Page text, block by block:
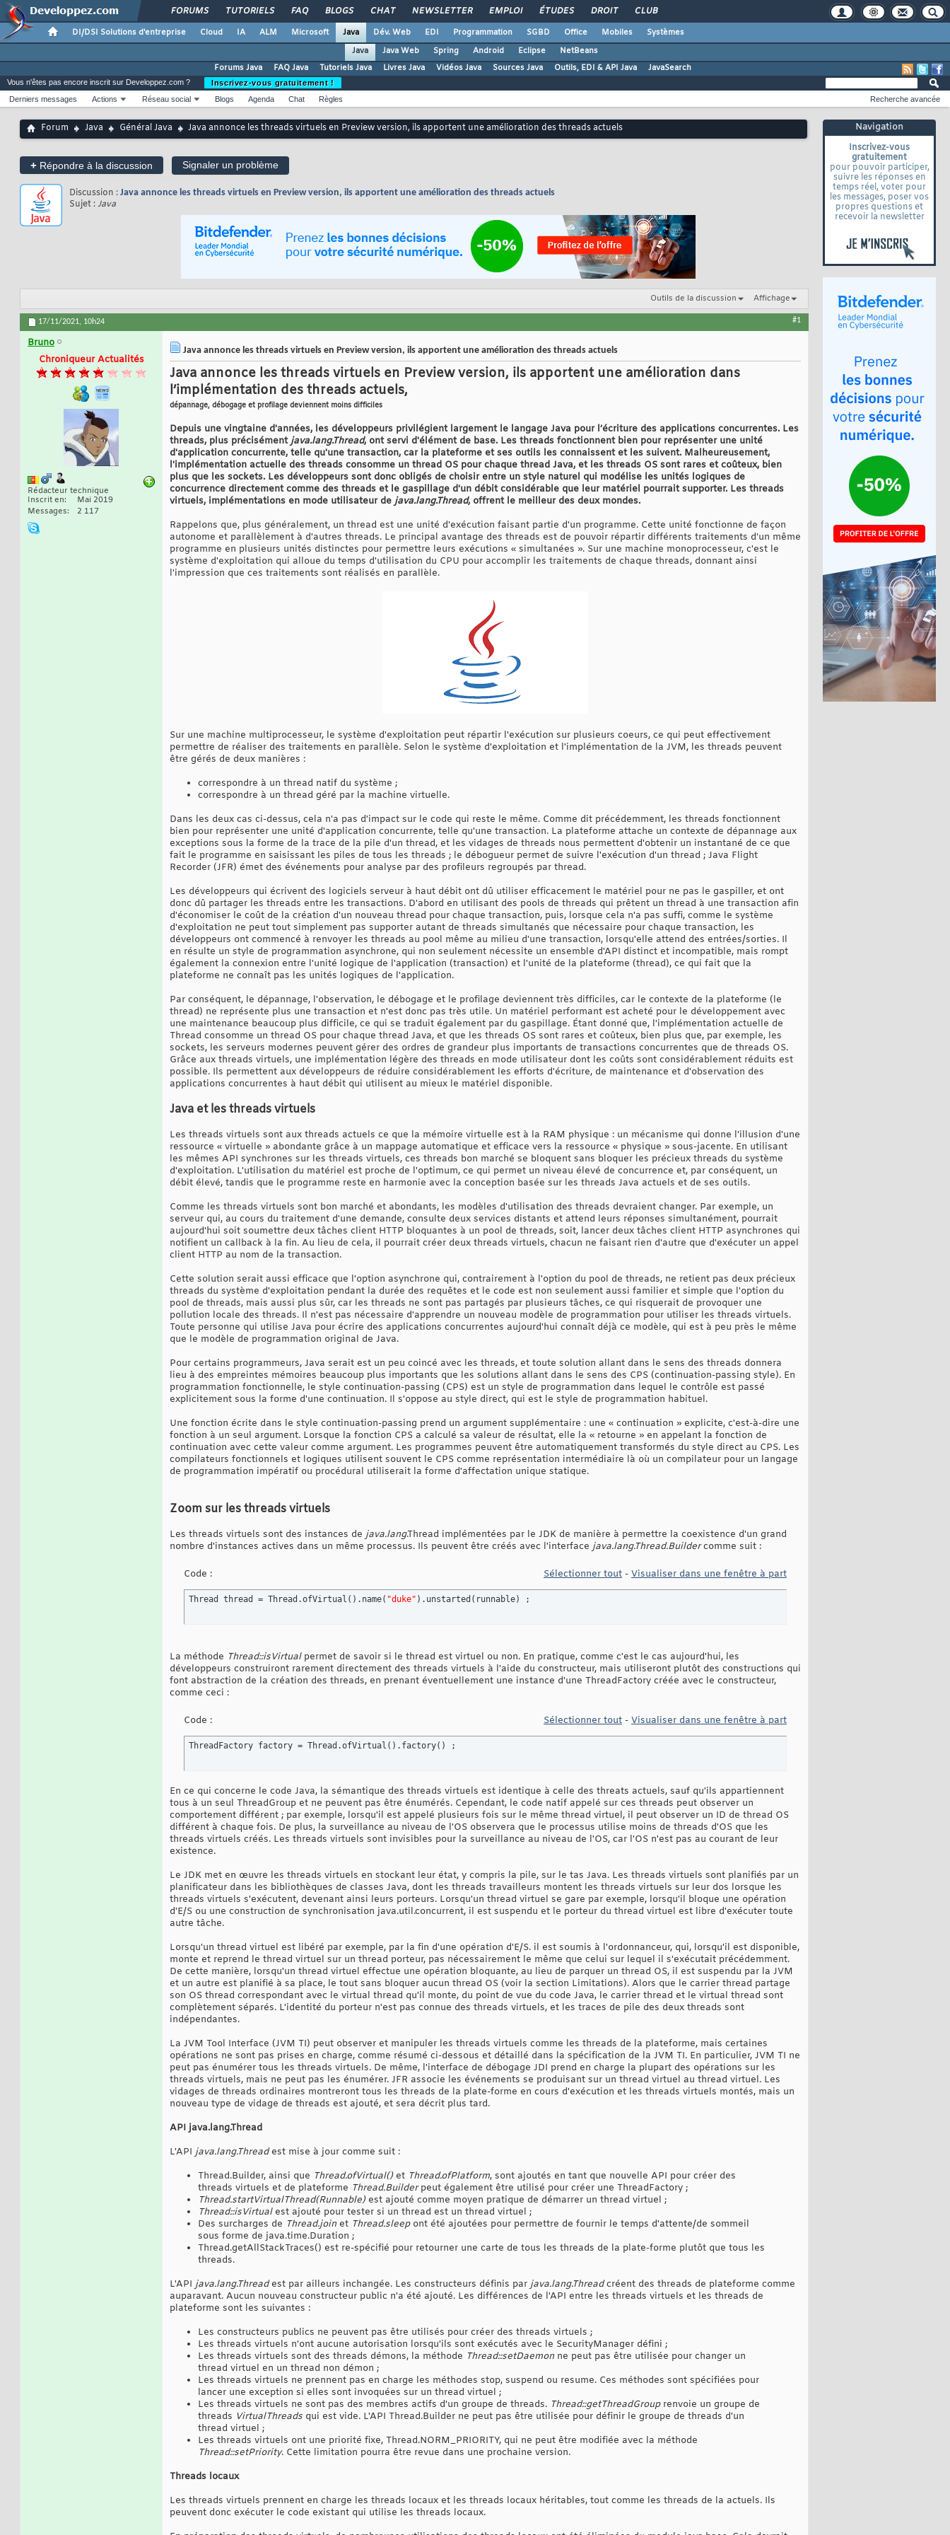
FORUMS TUTORIELS FAQ BLOGS CHAT NEWSLETTER EMPLOI ÉTUDES DROIT CLUB
DI/DSI Solutions d'entreprise Cloud IA ALM Microsoft Java Dév. Web EDI Programmation SGBD Office Mobiles
Systèmes
Java
Java Web Spring Android Eclipse
NetBeans
Forums Java
FAQ Java Tutoriels Java Livres Java Vidéos Java Sources Java Outils, EDI & API Java JavaSearch
Navigation
Inscrivez-vous
gratuitement
pour pouvoir participer,
suivre les réponses en
temps réel, voter pour
les messages, poser vos
propres questions et
recevoir la newsletter
Vous n'êtes pas encore inscrit sur Developpez.com ?
Inscrivez-vous gratuitement !
Derniers messages
Actions Réseau social Blogs Agenda Chat Règles Recherche avancée
Forum Java Général Java Java annonce les threads virtuels en Preview version, ils apportent une amélioration des threads actuels
+ Répondre à la discussion Signaler un problème
Discussion : Java annonce les threads virtuels en Preview version, ils apportent une amélioration des threads actuels
Sujet :Java
Outils de la discussion Affichage
17/11/2021, 10h24 #1
Bruno
Chroniqueur Actualités
Rédacteur technique
Inscrit en
Mai 2019
Messages
2 117
Java annonce les threads virtuels en Preview version, ils apportent une amélioration des threads actuels
Java annonce les threads virtuels en Preview version, ils apportent une amélioration dans
l’implémentation des threads actuels,
dépannage, débogage et profilage deviennent moins difficiles
Depuis une vingtaine d'années, les développeurs privilégient largement le langage Java pour l’écriture des applications concurrentes. Les
threads, plus précisément java.lang.Thread, ont servi d'élément de base. Les threads fonctionnent bien pour représenter une unité
d'application concurrente, telle qu'une transaction, car la plateforme et ses outils les connaissent et les suivent. Malheureusement,
l'implémentation actuelle des threads consomme un thread OS pour chaque thread Java, et les threads OS sont rares et coûteux, bien
plus que les sockets. Les développeurs sont donc obligés de choisir entre un style naturel qui modélise les unités logiques de
concurrence directement comme des threads et le gaspillage d'un débit considérable que leur matériel pourrait supporter. Les threads
virtuels, implémentations en mode utilisateur de java.lang.Thread, offrent le meilleur des deux mondes.
Rappelons que, plus généralement, un thread est une unité d'exécution faisant partie d'un programme. Cette unité fonctionne de façon
autonome et parallèlement à d'autres threads. Le principal avantage des threads est de pouvoir répartir différents traitements d'un même
programme en plusieurs unités distinctes pour permettre leurs exécutions « simultanées ». Sur une machine monoprocesseur, c'est le
système d'exploitation qui alloue du temps d'utilisation du CPU pour accomplir les traitements de chaque threads, donnant ainsi
l'impression que ces traitements sont réalisés en parallèle.
Sur une machine multiprocesseur, le système d'exploitation peut répartir l'exécution sur plusieurs coeurs, ce qui peut effectivement
permettre de réaliser des traitements en parallèle. Selon le système d'exploitation et l'implémentation de la JVM, les threads peuvent
être gérés de deux manières :
correspondre à un thread natif du système ;
correspondre à un thread géré par la machine virtuelle.
Dans les deux cas ci-dessus, cela n'a pas d'impact sur le code qui reste le même. Comme dit précédemment, les threads fonctionnent
bien pour représenter une unité d'application concurrente, telle qu'une transaction. La plateforme attache un contexte de dépannage aux
exceptions sous la forme de la trace de la pile d'un thread, et les vidages de threads nous permettent d'obtenir un instantané de ce que
fait le programme en saisissant les piles de tous les threads ; le débogueur permet de suivre l'exécution d'un thread ; Java Flight
Recorder (JFR) émet des événements pour analyse par des profileurs regroupés par thread.
Les développeurs qui écrivent des logiciels serveur à haut débit ont dû utiliser efficacement le matériel pour ne pas le gaspiller, et ont
donc dû partager les threads entre les transactions. D'abord en utilisant des pools de threads qui prêtent un thread à une transaction afin
d'économiser le coût de la création d'un nouveau thread pour chaque transaction, puis, lorsque cela n'a pas suffi, comme le système
d'exploitation ne peut tout simplement pas supporter autant de threads simultanés que nécessaire pour chaque transaction, les
développeurs ont commencé à renvoyer les threads au pool même au milieu d'une transaction, lorsqu'elle attend des entrées/sorties. Il
en résulte un style de programmation asynchrone, qui non seulement nécessite un ensemble d'API distinct et incompatible, mais rompt
également la connexion entre l'unité logique de l'application (transaction) et l'unité de la plateforme (thread), ce qui fait que la
plateforme ne connaît pas les unités logiques de l'application.
Par conséquent, le dépannage, l'observation, le débogage et le profilage deviennent très difficiles, car le contexte de la plateforme (le
thread) ne représente plus une transaction et n'est donc pas très utile. Un matériel performant est acheté pour le développement avec
une maintenance beaucoup plus difficile, ce qui se traduit également par du gaspillage. Étant donné que, l'implémentation actuelle de
Thread consomme un thread OS pour chaque thread Java, et que les threads OS sont rares et coûteux, bien plus que, par exemple, les
sockets, les serveurs modernes peuvent gérer des ordres de grandeur plus importants de transactions concurrentes que de threads OS.
Grâce aux threads virtuels, une implémentation légère des threads en mode utilisateur dont les coûts sont considérablement réduits est
possible. Ils permettent aux développeurs de réduire considérablement les efforts d'écriture, de maintenance et d'observation des
applications concurrentes à haut débit qui utilisent au mieux le matériel disponible.
Java et les threads virtuels
Les threads virtuels sont aux threads actuels ce que la mémoire virtuelle est à la RAM physique : un mécanisme qui donne l'illusion d'une
ressource « virtuelle » abondante grâce à un mappage automatique et efficace vers la ressource « physique » sous-jacente. En utilisant
les mêmes API synchrones sur les threads virtuels, ces threads bon marché se bloquent sans bloquer les précieux threads du système
d'exploitation. L'utilisation du matériel est proche de l'optimum, ce qui permet un niveau élevé de concurrence et, par conséquent, un
débit élevé, tandis que le programme reste en harmonie avec la conception basée sur les threads Java actuels et de ses outils.
Comme les threads virtuels sont bon marché et abondants, les modèles d'utilisation des threads devraient changer. Par exemple, un
serveur qui, au cours du traitement d'une demande, consulte deux services distants et attend leurs réponses simultanément, pourrait
aujourd'hui soit soumettre deux tâches client HTTP bloquantes à un pool de threads, soit, lancer deux tâches client HTTP asynchrones qui
notifient un callback à la fin. Au lieu de cela, il pourrait créer deux threads virtuels, chacun ne faisant rien d'autre que d'exécuter un appel
client HTTP au nom de la transaction.
Cette solution serait aussi efficace que l'option asynchrone qui, contrairement à l'option du pool de threads, ne retient pas deux précieux
threads du système d'exploitation pendant la durée des requêtes et le code est non seulement aussi familier et simple que l'option du
pool de threads, mais aussi plus sûr, car les threads ne sont pas partagés par plusieurs tâches, ce qui risquerait de provoquer une
pollution locale des threads. Il n'est pas nécessaire d'apprendre un nouveau modèle de programmation pour utiliser les threads virtuels.
Toute personne qui utilise Java pour écrire des applications concurrentes aujourd'hui connaît déjà ce modèle, qui est à peu près le même
que le modèle de programmation original de Java.
Pour certains programmeurs, Java serait est un peu coincé avec les threads, et toute solution allant dans le sens des threads donnera
lieu à des empreintes mémoires beaucoup plus importants que les solutions allant dans le sens des CPS (continuation-passing style). En
programmation fonctionnelle, le style continuation-passing (CPS) est un style de programmation dans lequel le contrôle est passé
explicitement sous la forme d'une continuation. Il s'oppose au style direct, qui est le style de programmation habituel.
Une fonction écrite dans le style continuation-passing prend un argument supplémentaire : une « continuation » explicite, c'est-à-dire une
fonction à un seul argument. Lorsque la fonction CPS a calculé sa valeur de résultat, elle la « retourne » en appelant la fonction de
continuation avec cette valeur comme argument. Les programmes peuvent être automatiquement transformés du style direct au CPS. Les
compilateurs fonctionnels et logiques utilisent souvent le CPS comme représentation intermédiaire là où un compilateur pour un langage
de programmation impératif ou procédural utiliserait la forme d'affectation unique statique.
Zoom sur les threads virtuels
Les threads virtuels sont des instances de java.lang.Thread implémentées par le JDK de manière à permettre la coexistence d'un grand
nombre d'instances actives dans un même processus. Ils peuvent être créés avec l'interface java.lang.Thread.Buildercomme suit :
Code : Sélectionner tout - Visualiser dans une fenêtre à part
Thread thread = Thread.ofVirtual ( ) .name( "duke" ) .unstarted ( runnable) ;
La méthode Thread::isVirtualpermet de savoir si le thread est virtuel ou non. En pratique, comme c'est le cas aujourd'hui, les
développeurs construiront rarement directement des threads virtuels à l'aide du constructeur, mais utiliseront plutôt des constructions qui
font abstraction de la création des threads, en prenant éventuellement une instance d'une ThreadFactory créée avec le constructeur,
comme ceci :
Code : Sélectionner tout - Visualiser dans une fenêtre à part
ThreadFactory factory = Thread.ofVirtual ( ) .factory( ) ;
En ce qui concerne le code Java, la sémantique des threads virtuels est identique à celle des threats actuels, sauf qu'ils appartiennent
tous à un seul ThreadGroup et ne peuvent pas être énumérés. Cependant, le code natif appelé sur ces threads peut observer un
comportement différent ; par exemple, lorsqu'il est appelé plusieurs fois sur le même thread virtuel, il peut observer un ID de thread OS
différent à chaque fois. De plus, la surveillance au niveau de l'OS observera que le processus utilise moins de threads d'OS que les
threads virtuels créés. Les threads virtuels sont invisibles pour la surveillance au niveau de l'OS, car l'OS n'est pas au courant de leur
existence.
Le JDK met en œuvre les threads virtuels en stockant leur état, y compris la pile, sur le tas Java. Les threads virtuels sont planifiés par un
planificateur dans les bibliothèques de classes Java, dont les threads travailleurs montent les threads virtuels sur leur dos lorsque les
threads virtuels s'exécutent, devenant ainsi leurs porteurs. Lorsqu'un thread virtuel se gare par exemple, lorsqu'il bloque une opération
d'E/S ou une construction de synchronisation java.util.concurrent, il est suspendu et le porteur du thread virtuel est libre d'exécuter toute
autre tâche.
Lorsqu'un thread virtuel est libéré par exemple, par la fin d'une opération d'E/S. il est soumis à l'ordonnanceur, qui, lorsqu'il est disponible,
monte et reprend le thread virtuel sur un thread porteur, pas nécessairement le même que celui sur lequel il s'exécutait précédemment.
De cette manière, lorsqu'un thread virtuel effectue une opération bloquante, au lieu de parquer un thread OS, il est suspendu par la JVM
et un autre est planifié à sa place, le tout sans bloquer aucun thread OS (voir la section Limitations). Alors que le carrier thread partage
son OS thread correspondant avec le virtual thread qu'il monte, du point de vue du code Java, le carrier thread et le virtual thread sont
complètement séparés. L'identité du porteur n'est pas connue des threads virtuels, et les traces de pile des deux threads sont
indépendantes.
La JVM Tool Interface (JVM TI) peut observer et manipuler les threads virtuels comme les threads de la plateforme, mais certaines
opérations ne sont pas prises en charge, comme résumé ci-dessous et détaillé dans la spécification de la JVM TI. En particulier, JVM TI ne
peut pas énumérer tous les threads virtuels. De même, l'interface de débogage JDI prend en charge la plupart des opérations sur les
threads virtuels, mais ne peut pas les énumérer. JFR associe les événements se produisant sur un thread virtuel au thread virtuel. Les
vidages de threads ordinaires montreront tous les threads de la plate-forme en cours d'exécution et les threads virtuels montés, mais un
nouveau type de vidage de threads est ajouté, et sera décrit plus tard.
API java.lang.Thread
L'API java.lang.Threadest mise à jour comme suit :
Thread.Builder, ainsi que Thread.ofVirtual()et Thread.ofPlatform, sont ajoutés en tant que nouvelle API pour créer des
threads virtuels et de plateforme Thread.Builderpeut également être utilisé pour créer une ThreadFactory ;
Thread.startVirtualThread(Runnable)est ajouté comme moyen pratique de démarrer un thread virtuel ;
Thread::isVirtualest ajouté pour tester si un thread est un thread virtuel ;
Des surcharges de Thread.joinet Thread.sleepont été ajoutées pour permettre de fournir le temps d'attente/de sommeil
sous forme de java.time.Duration ;
Thread.getAllStackTraces() est re-spécifié pour retourner une carte de tous les threads de la plate-forme plutôt que tous les
threads.
L'API java.lang.Threadest par ailleurs inchangée. Les constructeurs définis par java.lang.Threadcréent des threads de plateforme comme
auparavant. Aucun nouveau constructeur public n'a été ajouté. Les différences de l'API entre les threads virtuels et les threads de
plateforme sont les suivantes :
Les constructeurs publics ne peuvent pas être utilisés pour créer des threads virtuels ;
Les threads virtuels n'ont aucune autorisation lorsqu'ils sont exécutés avec le SecurityManager défini ;
Les threads virtuels sont des threads démons, la méthode Thread::setDaemonne peut pas être utilisée pour changer un
thread virtuel en un thread non démon ;
Les threads virtuels ne prennent pas en charge les méthodes stop, suspend ou resume. Ces méthodes sont spécifiées pour
lancer une exception si elles sont invoquées sur un thread virtuel ;
Les threads virtuels ne sont pas des membres actifs d'un groupe de threads. Thread::getThreadGrouprenvoie un groupe de
threads VirtualThreads qui est vide. L'API Thread.Builder ne peut pas être utilisée pour définir le groupe de threads d'un
thread virtuel ;
Les threads virtuels ont une priorité fixe, Thread.NORM_PRIORITY, qui ne peut être modifiée avec la méthode
Thread::setPriority. Cette limitation pourra être revue dans une prochaine version.
Threads locaux
Les threads virtuels prennent en charge les threads locaux et les threads locaux héritables, tout comme les threads de la actuels. Ils
peuvent donc exécuter le code existant qui utilise les threads locaux.